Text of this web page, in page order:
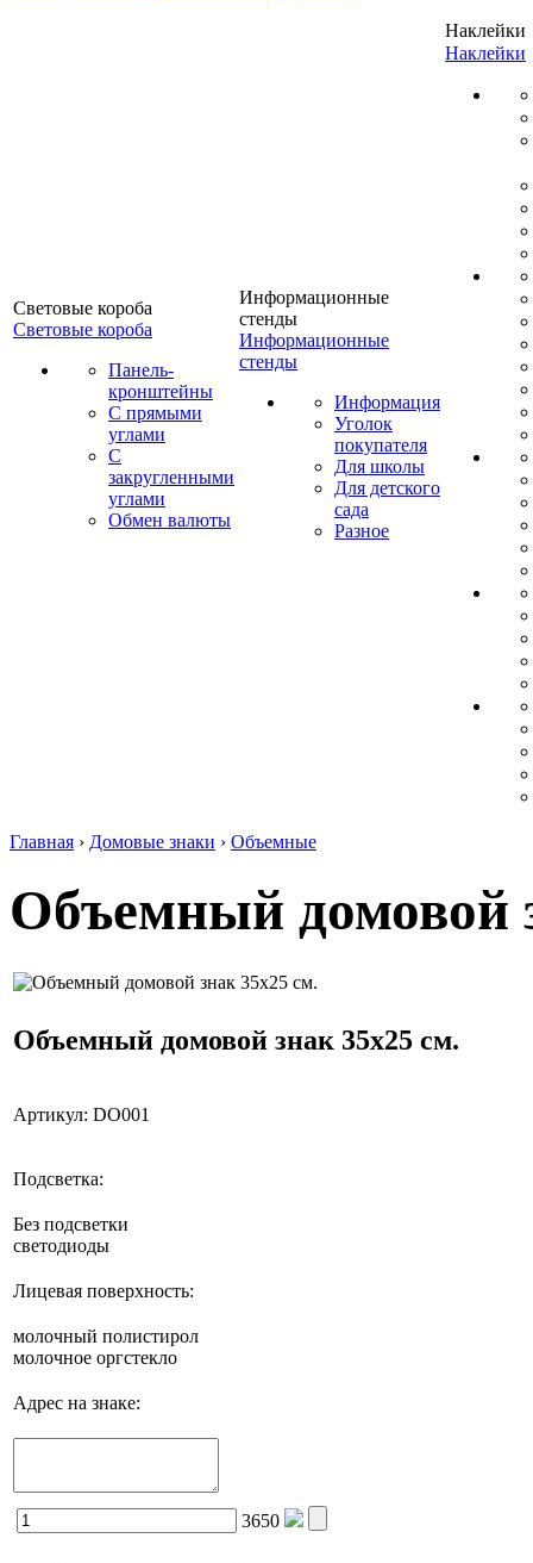
Световые короба
Световые короба
Панель-
кронштейны
С прямыми
углами
С
закругленными
углами
Обмен валюты
Информационные
стенды
Информационные
стенды
Информация
Уголок
покупателя
Для школы
Для детского
сада
Разное
Наклейки
Наклейки
Главная › Домовые знаки › Объемные
Объемный домовой
Объемный домовой знак 35x25 см.
Артикул: DO001
Подсветка:
Без подсветки
светодиоды
Лицевая поверхность:
молочный полистирол
молочное оргстекло
Адрес на знаке:
3650